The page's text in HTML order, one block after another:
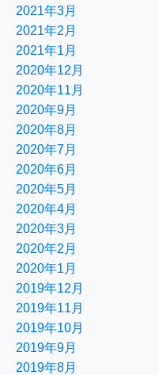
2021年3月
2021年2月
2021年1月
2020年12月
2020年11月
2020年9月
2020年8月
2020年7月
2020年6月
2020年5月
2020年4月
2020年3月
2020年2月
2020年1月
2019年12月
2019年11月
2019年10月
2019年9月
2019年8月